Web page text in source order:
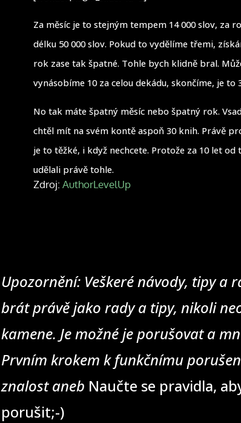
Za měsíc je to stejným tempem 14 000 slov, za
délku 50 000 slov. Pokud to vydělíme třemi,
rok zase tak špatné. Tohle bych klidně bral.
vynásobíme 10 za celou dekádu, skončíme, je to
No tak máte špatný měsíc nebo špatný rok.
chtěl mít na svém kontě aspoň 30 knih. Právě
je to těžké, i když nechcete. Protože za 10 let
udělali právě tohle.
Zdroj:AuthorLevelUp
Upozornění: Veškeré návody, tipy a
brát právě jako rady a tipy, nikoli
kamene. Je možné je porušovat a
Prvním krokem k funkčnímu
znalost aneb Naučte se pravidla,
porušit;-)